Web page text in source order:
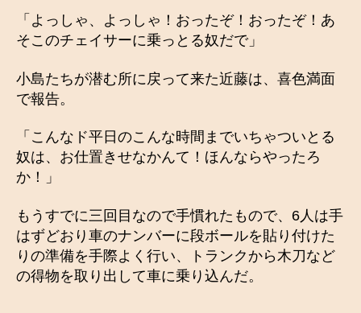
「よっしゃ、よっしゃ！おったぞ！おったぞ！あ
そこのチェイサーに乗っとる奴だで」
小島たちが潜む所に戻って来た近藤は、喜色満面
で報告。
「こんなド平日のこんな時間までいちゃついとる
奴は、お仕置きせなかんて！ほんならやったろ
か！」
もうすでに三回目なので手慣れたもので、6人は手
はずどおり車のナンバーに段ボールを貼り付けた
りの準備を手際よく行い、トランクから木刀など
の得物を取り出して車に乗り込んだ。